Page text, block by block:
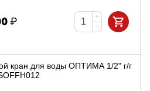
₽
+
−
кран для воды ОПТИМА 1/2" г/г